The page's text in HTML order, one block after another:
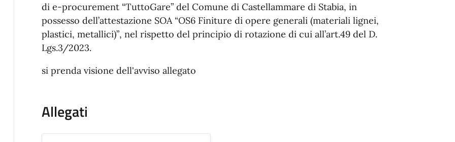
di e-procurement “TuttoGare” del Comune di Castellammare di Stabia, in
possesso dell’attestazione SOA “OS6 Finiture di opere generali (materiali lignei,
plastici, metallici)”, nel rispetto del principio di rotazione di cui all’art.49 del D.
Lgs.3/2023.
si prenda visione dell'avviso allegato
Allegati